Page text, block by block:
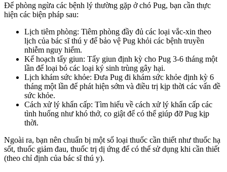
Để phòng ngừa các bệnh lý thường gặp ở chó Pug, bạn cần thực
hiện các biện pháp sau:
Lịch tiêm phòng: Tiêm phòng đầy đủ các loại vắc-xin theo
lịch của bác sĩ thú y để bảo vệ Pug khỏi các bệnh truyền
nhiễm nguy hiểm.
Kế hoạch tẩy giun: Tẩy giun định kỳ cho Pug 3-6 tháng một
lần để loại bỏ các loại ký sinh trùng gây hại.
Lịch khám sức khỏe: Đưa Pug đi khám sức khỏe định kỳ 6
tháng một lần để phát hiện sớm và điều trị kịp thời các vấn đề
sức khỏe.
Cách xử lý khẩn cấp: Tìm hiểu về cách xử lý khẩn cấp các
tình huống như khó thở, co giật để có thể giúp đỡ Pug kịp
thời.
Ngoài ra, bạn nên chuẩn bị một số loại thuốc cần thiết như thuốc hạ
sốt, thuốc giảm đau, thuốc trị dị ứng để có thể sử dụng khi cần thiết
(theo chỉ định của bác sĩ thú y).